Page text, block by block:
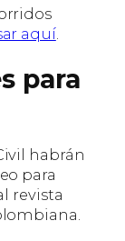
aquí.
para
habrán
para
revista